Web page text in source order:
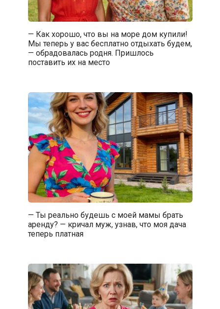
— Как хорошо, что вы на море дом купили!
Мы теперь у вас бесплатно отдыхать будем,
— обрадовалась родня. Пришлось
поставить их на место
— Ты реально будешь с моей мамы брать
аренду? — кричал муж, узнав, что моя дача
теперь платная